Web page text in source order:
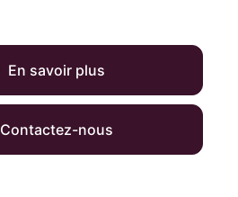
En savoir plus
Contactez-nous